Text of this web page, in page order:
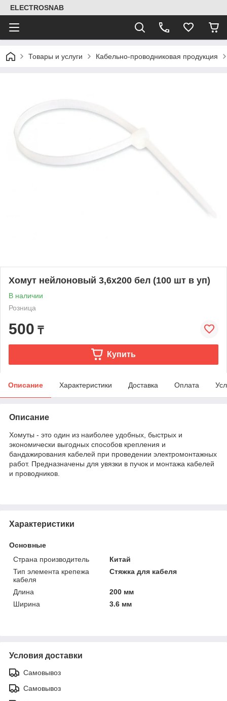
ELECTROSNAB
Товары и услуги Кабельно-проводниковая продукция
Хомут нейлоновый 3,6х200 бел (100 шт в уп)
В наличии
Розница
500 ₸
Купить
Описание Характеристики Доставка Оплата
Описание
Хомуты - это один из наиболее удобных, быстрых и
экономически выгодных способов крепления и
бандажирования кабелей при проведении электромонтажных
работ. Предназначены для увязки в пучок и монтажа кабелей
и проводников.
Характеристики
Основные
Страна производитель
Китай
Тип элемента крепежа
кабеля
Стяжка для кабеля
Длина
200 мм
Ширина
3.6 мм
Условия доставки
Самовывоз
Самовывоз